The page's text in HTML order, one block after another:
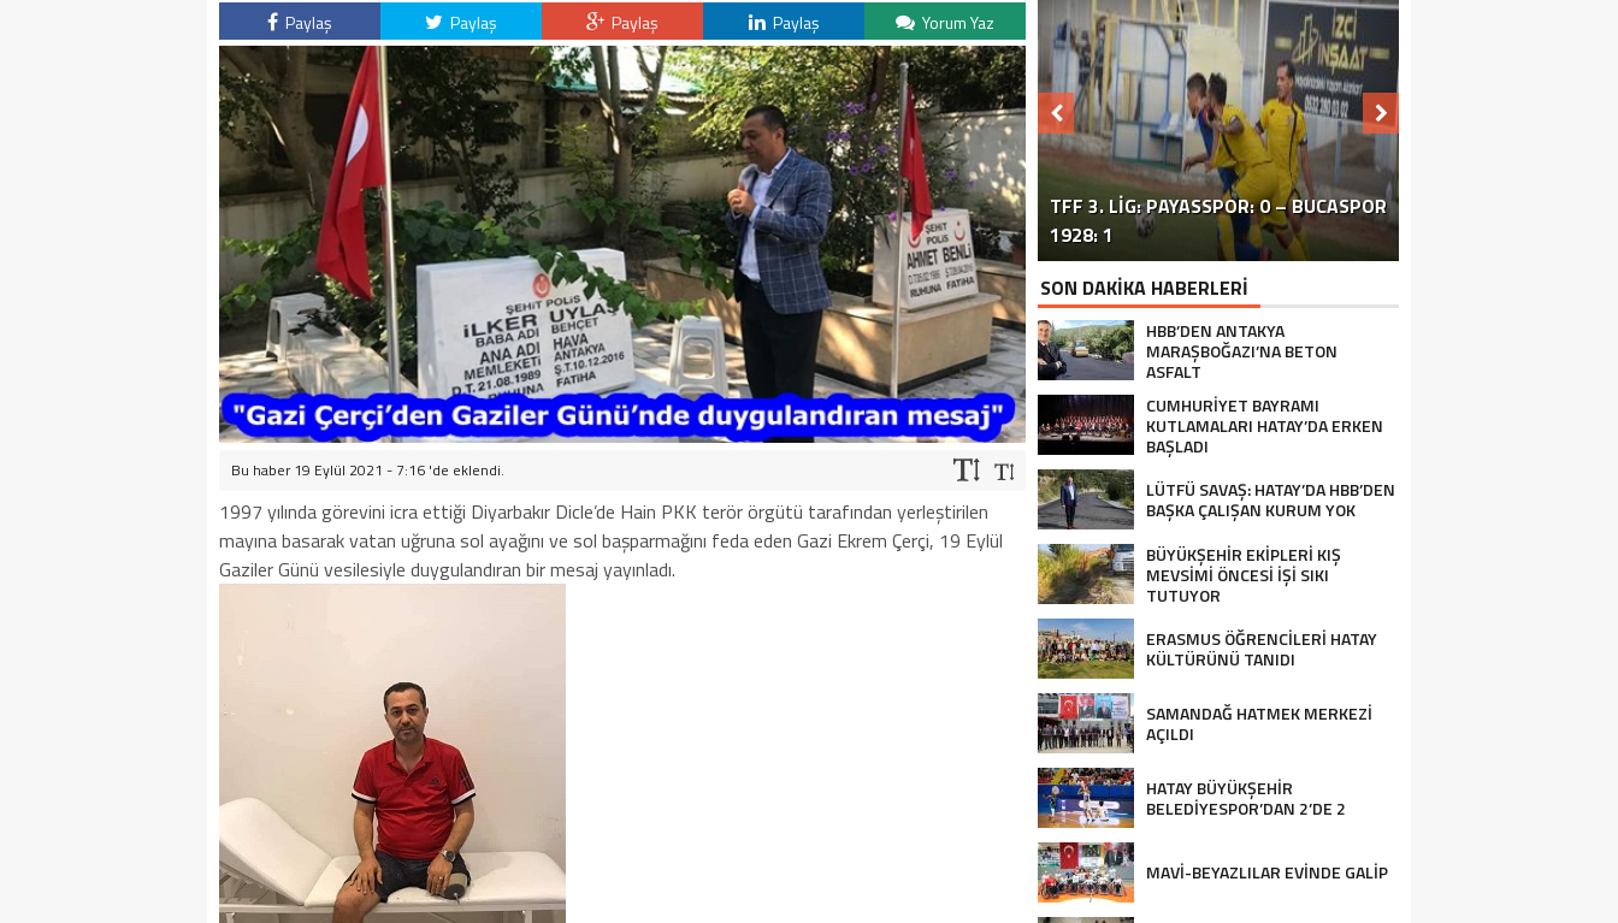
Paylaş Paylaş Paylaş Paylaş Yorum Yaz
Bu haber 19 Eylül 2021 - 7:16 'de eklendi.
1997 yılında görevini icra ettiği Diyarbakır Dicle’de Hain PKK terör örgütü tarafından yerleştirilen
mayına basarak vatan uğruna sol ayağını ve sol başparmağını feda eden Gazi Ekrem Çerçi, 19 Eylül
Gaziler Günü vesilesiyle duygulandıran bir mesaj yayınladı.
ERZİNLİ ÇİFTÇİLERE GIDA VE
TURUNÇGİL EĞİTİMİ VERİLDİ
HATAY’DAKI ÇATIŞMA VE PATLAMA:
BÖLGEDE OPERASYON SÜRÜYOR
TFF 3. LIG: PAYASSPOR: 0 – BUCASPOR
1928: 1
SİVİL TOPLUM ÖRGÜTLERİ ORTAK
BASIN TOPLANTISI FOTOĞRAF
SON DAKİKA HABERLERİ
HBB’DEN ANTAKYA
MARAŞBOĞAZI’NA BETON
ASFALT
CUMHURİYET BAYRAMI
KUTLAMALARI HATAY’DA ERKEN
BAŞLADI
LÜTFÜ SAVAŞ: HATAY’DA HBB’DEN
BAŞKA ÇALIŞAN KURUM YOK
BÜYÜKŞEHİR EKİPLERİ KIŞ
MEVSİMİ ÖNCESİ İŞİ SIKI
TUTUYOR
ERASMUS ÖĞRENCİLERİ HATAY
KÜLTÜRÜNÜ TANIDI
SAMANDAĞ HATMEK MERKEZİ
AÇILDI
HATAY BÜYÜKŞEHİR
BELEDİYESPOR’DAN 2’DE 2
MAVİ-BEYAZLILAR EVİNDE GALİP